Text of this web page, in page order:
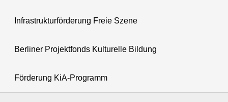
Infrastrukturförderung Freie Szene
Berliner Projektfonds Kulturelle Bildung
Förderung KiA-Programm